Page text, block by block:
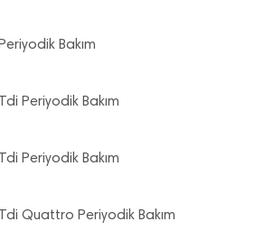
Bakım
Periyodik Bakım
Periyodik Bakım
Quattro Periyodik Bakım